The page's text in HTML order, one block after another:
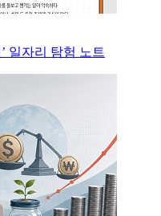
일자리 탐험 노트